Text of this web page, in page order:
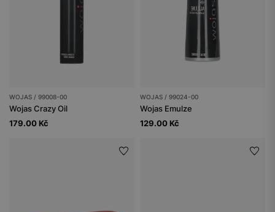
WOJAS / 99008-00
Wojas Crazy Oil
179.00 Kč
WOJAS / 99024-00
Wojas Emulze
129.00 Kč